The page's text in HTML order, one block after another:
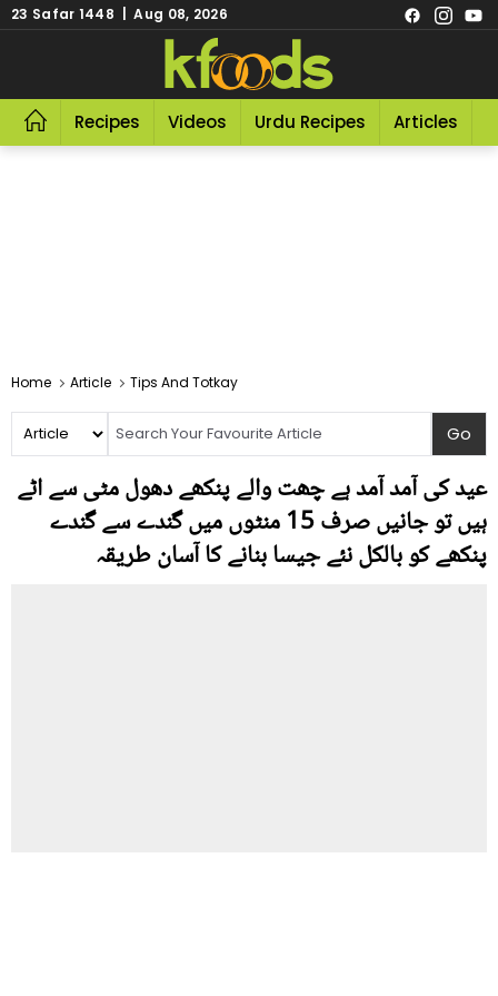
23 Safar 1448 | Aug 08, 2026
Recipes Videos Urdu Recipes Articles
Home Article Tips And Totkay
عید کی آمد آمد ہے چھت والے پنکھے دھول مٹی سے اٹے
ہیں تو جانیں صرف 15 منٹوں میں گندے سے گندے
پنکھے کو بالکل نئے جیسا بنانے کا آسان طریقہ